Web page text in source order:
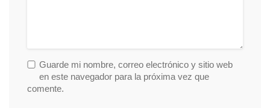
Guarde mi nombre, correo electrónico y sitio web
en este navegador para la próxima vez que
comente.